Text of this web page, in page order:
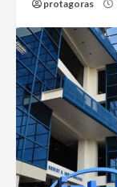
protagoras